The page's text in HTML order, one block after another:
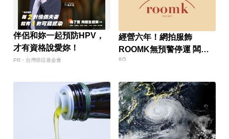
伴侶和妳一起預防HPV，
才有資格說愛妳！
PR・台灣癌症基金會
經營六年！網拍服飾
ROOMK無預警停運 闆娘
發聲
8/5